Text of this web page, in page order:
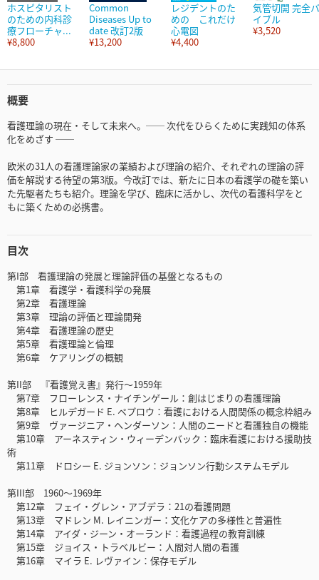
ホスピタリスト
のための内科診
療フローチャ...
¥8,800
Common
Diseases Up to
date 改訂2版
¥13,200
レジデントのた
めの これだけ
心電図
¥4,400
気管切開 完全バ
イブル
¥3,520
概要
看護理論の現在・そして未来へ。── 次代をひらくために実践知の体系
化をめざす ──
欧米の31人の看護理論家の業績および理論の紹介、それぞれの理論の評
価を解説する待望の第3版。今改訂では、新たに日本の看護学の礎を築い
た先駆者たちも紹介。理論を学び、臨床に活かし、次代の看護科学をと
もに築くための必携書。
目次
第I部 看護理論の発展と理論評価の基盤となるもの
第1章 看護学・看護科学の発展
第2章 看護理論
第3章 理論の評価と理論開発
第4章 看護理論の歴史
第5章 看護理論と倫理
第6章 ケアリングの概観
第II部 『看護覚え書』発行～1959年
第7章 フローレンス・ナイチンゲール：創はじまりの看護理論
第8章 ヒルデガード E. ペプロウ：看護における人間関係の概念枠組み
第9章 ヴァージニア・ヘンダーソン：人間のニードと看護独自の機能
第10章 アーネスティン・ウィーデンバック：臨床看護における援助技
術
第11章 ドロシー E. ジョンソン：ジョンソン行動システムモデル
第III部 1960～1969年
第12章 フェイ・グレン・アブデラ：21の看護問題
第13章 マドレン M. レイニンガー：文化ケアの多様性と普遍性
第14章 アイダ・ジーン・オーランド：看護過程の教育訓練
第15章 ジョイス・トラベルビー：人間対人間の看護
第16章 マイラ E. レヴァイン：保存モデル